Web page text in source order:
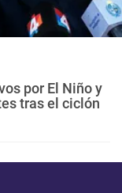
por El Niño y
tras el ciclón